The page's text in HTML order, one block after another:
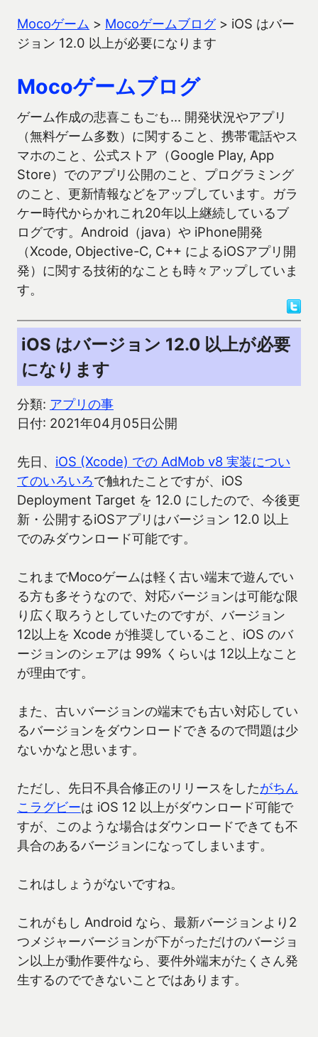
Mocoゲーム > Mocoゲームブログ> iOS はバー
ジョン 12.0 以上が必要になります
Mocoゲームブログ
ゲーム作成の悲喜こもごも… 開発状況やアプリ
（無料ゲーム多数）に関すること、携帯電話やス
マホのこと、公式ストア（Google Play, App
Store）でのアプリ公開のこと、プログラミング
のこと、更新情報などをアップしています。ガラ
ケー時代からかれこれ20年以上継続しているブ
ログです。Android（java）や iPhone開発
（Xcode, Objective-C, C++ によるiOSアプリ開
発）に関する技術的なことも時々アップしていま
す。
iOS はバージョン 12.0 以上が必要
になります
分類: アプリの事
日付: 2021年04月05日公開
先日、 iOS (Xcode) での AdMob v8 実装につい
てのいろいろで触れたことですが、iOS
Deployment Target を 12.0 にしたので、今後更
新・公開するiOSアプリはバージョン 12.0 以上
でのみダウンロード可能です。
これまでMocoゲームは軽く古い端末で遊んでい
る方も多そうなので、対応バージョンは可能な限
り広く取ろうとしていたのですが、バージョン
12以上を Xcode が推奨していること、iOS のバ
ージョンのシェアは 99% くらいは 12以上なこと
が理由です。
また、古いバージョンの端末でも古い対応してい
るバージョンをダウンロードできるので問題は少
ないかなと思います。
ただし、先日不具合修正のリリースをしたがちん
こラグビーは iOS 12 以上がダウンロード可能で
すが、このような場合はダウンロードできても不
具合のあるバージョンになってしまいます。
これはしょうがないですね。
これがもし Android なら、最新バージョンより2
つメジャーバージョンが下がっただけのバージョ
ン以上が動作要件なら、要件外端末がたくさん発
生するのでできないことではあります。